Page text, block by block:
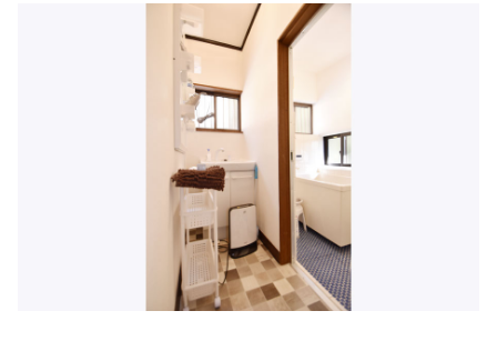
医療法人藤森医療財団 小国病院
兵庫県姫路市南条２丁目２３ マップで見る
兵庫県姫路市勝原区大谷８−１ マップで見る
板垣歯科クリニック
兵庫県姫路市余部区上余部２２８−４
AGAスキンクリニック姫路院
兵庫県姫路市駅前町２３２ しらさぎ駅前ビル 5F